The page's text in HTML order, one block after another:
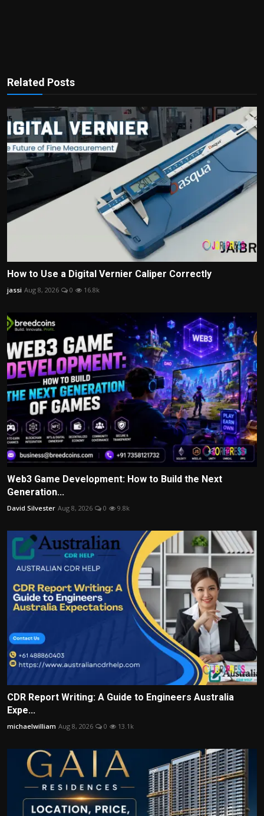
Related Posts
How to Use a Digital Vernier Caliper Correctly
jassi Aug 8, 2026 0 16.8k
Web3 Game Development: How to Build the Next
Generation...
David Silvester Aug 8, 2026 0 9.8k
CDR Report Writing: A Guide to Engineers Australia
Expe...
michaelwilliam Aug 8, 2026 0 13.1k